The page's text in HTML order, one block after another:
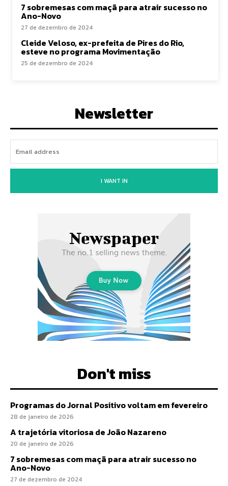
7 sobremesas com maçã para atrair sucesso no
Ano-Novo
27 de dezembro de 2024
Cleide Veloso, ex-prefeita de Pires do Rio,
esteve no programa Movimentação
25 de dezembro de 2024
Newsletter
I WANT IN
Don't miss
Programas do Jornal Positivo voltam em fevereiro
28 de janeiro de 2026
A trajetória vitoriosa de João Nazareno
20 de janeiro de 2026
7 sobremesas com maçã para atrair sucesso no
Ano-Novo
27 de dezembro de 2024